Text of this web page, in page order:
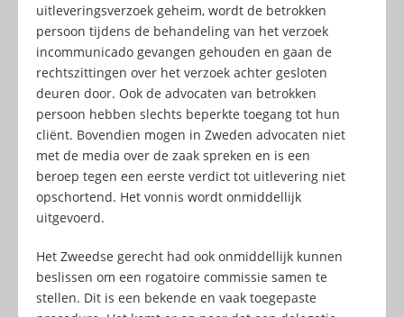
uitleveringsverzoek geheim, wordt de betrokken
persoon tijdens de behandeling van het verzoek
incommunicado gevangen gehouden en gaan de
rechtszittingen over het verzoek achter gesloten
deuren door. Ook de advocaten van betrokken
persoon hebben slechts beperkte toegang tot hun
cliënt. Bovendien mogen in Zweden advocaten niet
met de media over de zaak spreken en is een
beroep tegen een eerste verdict tot uitlevering niet
opschortend. Het vonnis wordt onmiddellijk
uitgevoerd.
Het Zweedse gerecht had ook onmiddellijk kunnen
beslissen om een rogatoire commissie samen te
stellen. Dit is een bekende en vaak toegepaste